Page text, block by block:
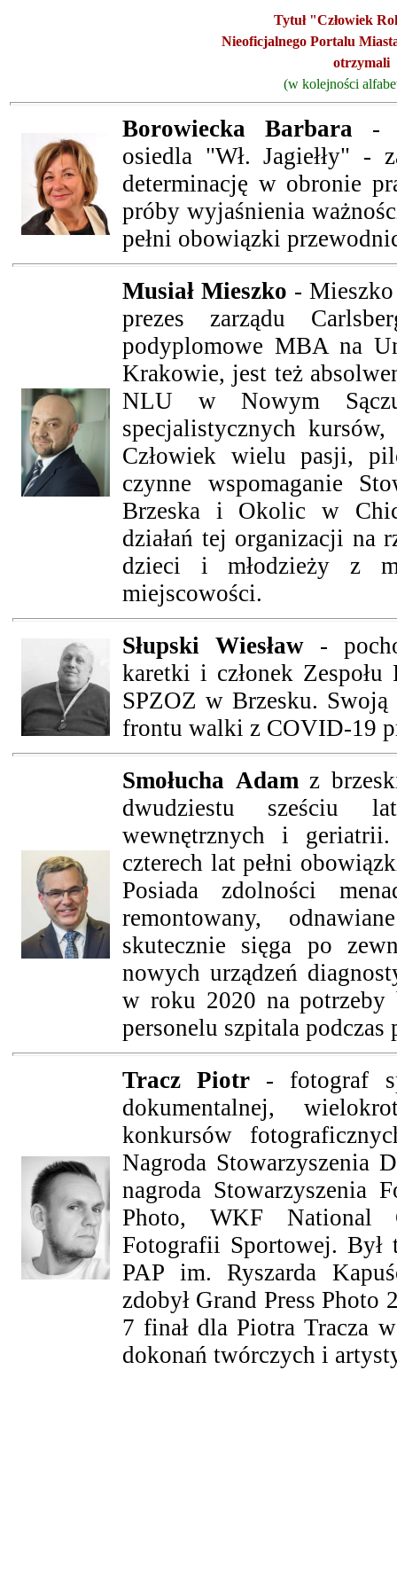
Tytuł "Człowiek
Nieoficjalnego Portalu
otrzymali
(w kolejności
Borowiecka Barbara
osiedla "Wł. Jagiełły" -
determinację w obronie
próby wyjaśnienia
pełni obowiązki
Musiał Mieszko -
prezes zarządu
podyplomowe MBA na
Krakowie, jest też
NLU w Nowym
specjalistycznych
Człowiek wielu pasji,
czynne wspomaganie
Brzeska i Okolic w
działań tej organizacji na
dzieci i młodzieży z
miejscowości.
Słupski Wiesław -
karetki i członek
SPZOZ w Brzesku.
frontu walki z COVID-19
Smołucha Adamz
dwudziestu sześciu
wewnętrznych i
czterech lat pełni
Posiada zdolności
remontowany,
skutecznie sięga po
nowych urządzeń
w roku 2020 na potrzeby
personelu szpitala
Tracz Piotr - fotograf
dokumentalnej,
konkursów
Nagroda Stowarzyszenia
nagroda Stowarzyszenia
Photo, WKF National
Fotografii Sportowej. Był
PAP im. Ryszarda
zdobył Grand Press Photo
7 finał dla Piotra Tracza
dokonań twórczych i